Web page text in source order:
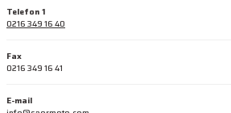
Telefon 1
0216 349 16 40
Fax
0216 349 16 41
E-mail